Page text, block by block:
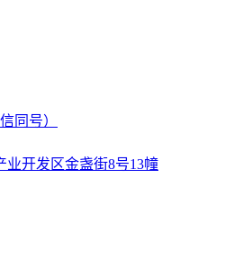
同号）
业开发区金盏街8号13幢